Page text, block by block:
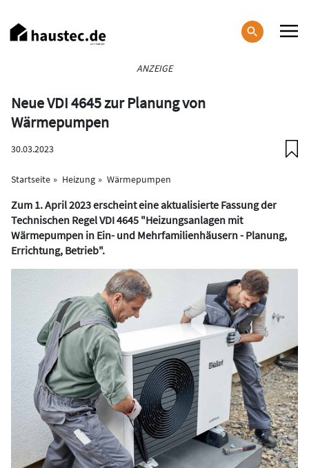
zum
Inhalt
ANZEIGE
Neue VDI 4645 zur Planung von
Wärmepumpen
30.03.2023
Startseite Heizung Wärmepumpen
Zum 1. April 2023 erscheint eine aktualisierte Fassung der
Technischen Regel VDI 4645 "Heizungsanlagen mit
Wärmepumpen in Ein- und Mehrfamilienhäusern - Planung,
Errichtung, Betrieb".